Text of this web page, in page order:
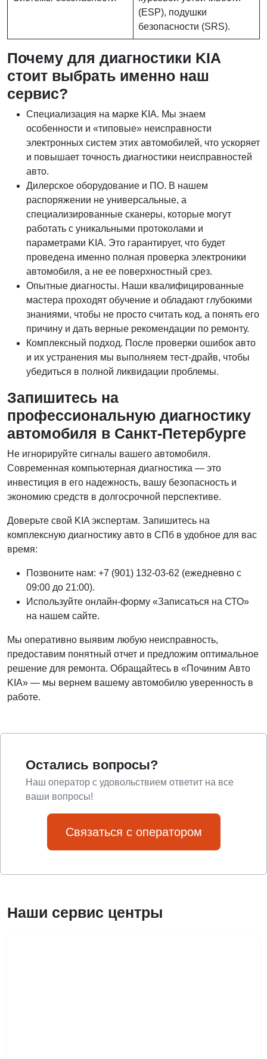
(ESP), подушки
безопасности (SRS).
Почему для диагностики KIA
стоит выбрать именно наш
сервис?
Специализация на марке KIA. Мы знаем
особенности и «типовые» неисправности
электронных систем этих автомобилей, что ускоряет
и повышает точность диагностики неисправностей
авто.
Дилерское оборудование и ПО. В нашем
распоряжении не универсальные, а
специализированные сканеры, которые могут
работать с уникальными протоколами и
параметрами KIA. Это гарантирует, что будет
проведена именно полная проверка электроники
автомобиля, а не ее поверхностный срез.
Опытные диагносты. Наши квалифицированные
мастера проходят обучение и обладают глубокими
знаниями, чтобы не просто считать код, а понять его
причину и дать верные рекомендации по ремонту.
Комплексный подход. После проверки ошибок авто
и их устранения мы выполняем тест-драйв, чтобы
убедиться в полной ликвидации проблемы.
Запишитесь на
профессиональную диагностику
автомобиля в Санкт-Петербурге
Не игнорируйте сигналы вашего автомобиля.
Современная компьютерная диагностика — это
инвестиция в его надежность, вашу безопасность и
экономию средств в долгосрочной перспективе.
Доверьте свой KIA экспертам. Запишитесь на
комплексную диагностику авто в СПб в удобное для вас
время:
Позвоните нам: +7 (901) 132-03-62 (ежедневно с
09:00 до 21:00).
Используйте онлайн-форму «Записаться на СТО»
на нашем сайте.
Мы оперативно выявим любую неисправность,
предоставим понятный отчет и предложим оптимальное
решение для ремонта. Обращайтесь в «Починим Авто
KIA» — мы вернем вашему автомобилю уверенность в
работе.
Остались вопросы?
Наш оператор с удовольствием ответит на все
ваши вопросы!
Связаться с оператором
Наши сервис центры